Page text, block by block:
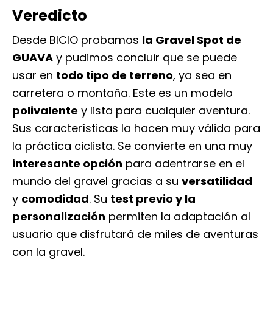
Veredicto
Desde BICIO probamos la Gravel Spot de
GUAVA y pudimos concluir que se puede
usar en todo tipo de terreno, ya sea en
carretera o montaña. Este es un modelo
polivalente y lista para cualquier aventura.
Sus características la hacen muy válida para
la práctica ciclista. Se convierte en una muy
interesante opción para adentrarse en el
mundo del gravel gracias a su versatilidad
y comodidad. Su test previo y la
personalización permiten la adaptación al
usuario que disfrutará de miles de aventuras
con la gravel.